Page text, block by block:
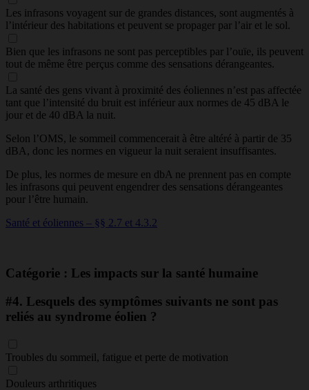
Les infrasons voyagent sur de grandes distances, sont augmentés à
l’intérieur des habitations et peuvent se propager par l’air et le sol.
Bien que les infrasons ne sont pas perceptibles par l’ouïe, ils peuvent
tout de même être perçus comme des sensations dérangeantes.
La santé des gens vivant à proximité des éoliennes n’est pas affectée
tant que l’intensité du bruit est inférieur aux normes de 45 dBA le
jour et de 40 dBA la nuit.
Selon l’OMS, le sommeil commencerait à être altéré à partir de 35
dBA, donc les normes en vigueur la nuit seraient insuffisantes.
De plus, les normes de mesure en dbA ne prennent pas en compte
les infrasons qui peuvent engendrer des sensations dérangeantes
pour l’être humain.
Santé et éoliennes – §§ 2.7 et 4.3.2
Catégorie : Les impacts sur la santé humaine
#4. Lesquels des symptômes suivants ne sont pas
reliés au syndrome éolien ?
Troubles du sommeil, fatigue et perte de motivation
Douleurs arthritiques